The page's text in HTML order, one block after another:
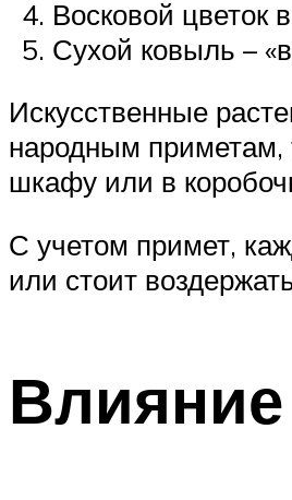
Восковой цветок
Сухой ковыль –
Искусственные
народным приметам,
шкафу или в
С учетом примет,
или стоит
Влияние